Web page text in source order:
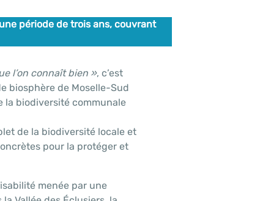
période de trois ans, couvrant
l’on connaît bien », c’est
biosphère de Moselle-Sud
la biodiversité communale
de la biodiversité locale et
pour la protéger et
menée par une